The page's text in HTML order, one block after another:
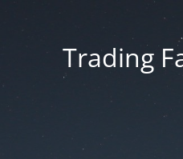
Trading